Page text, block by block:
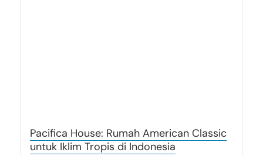
Pacifica House: Rumah American Classic
untuk Iklim Tropis di Indonesia